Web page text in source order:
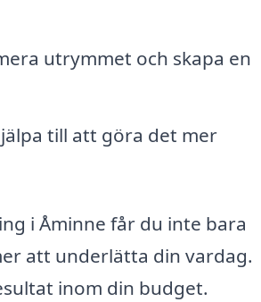
utrymmet och skapa en
till att göra det mer
i Åminne får du inte bara
att underlätta din vardag.
inom din budget.